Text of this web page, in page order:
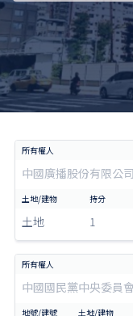
中國廣播股份有限公司
土地 1
中國國民黨中央委員